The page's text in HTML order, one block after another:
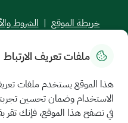
خريطة الموقع | الشروط
جميع الحقوق محفوظة للجامعة
ملفات تعريف الارتباط
هذا الموقع يستخدم ملفات
الاستخدام وضمان تحسين
في تصفح هذا الموقع، فإنك